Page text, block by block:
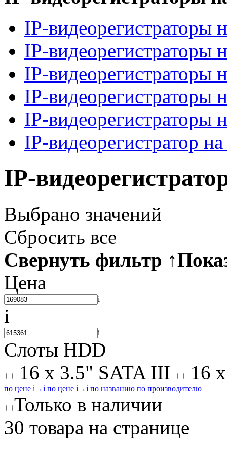
IP-видеорегистраторы
IP-видеорегистраторы
IP-видеорегистраторы
IP-видеорегистраторы
IP-видеорегистраторы
IP-видеорегистратор
IP-
Выбрано значений
Сбросить все
Свернуть фильтр ↑
Цена
i
i
i
Слоты HDD
16 x 3.5" SATA III
16
по цене i →i по цене i →i по названию по производителю
Только в наличии
30 товара на странице